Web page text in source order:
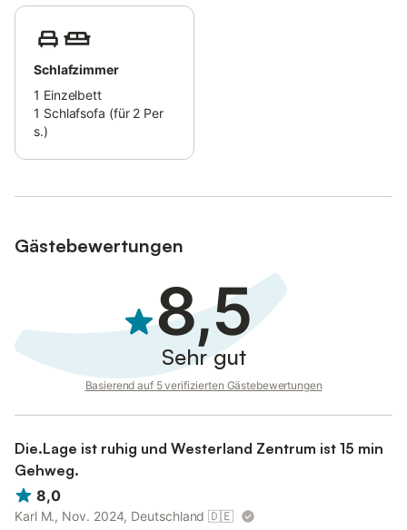
Schlafzimmer
1 Einzelbett
1 Schlafsofa (für 2 Per
s.)
Gästebewertungen
8,5
Sehr gut
Basierend auf 5 verifizierten Gästebewertungen
Die.Lage ist ruhig und Westerland Zentrum ist 15 min
Gehweg.
8,0
Karl M., Nov. 2024, Deutschland 🇩🇪